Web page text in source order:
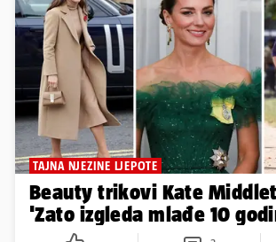
TAJNA NJEZINE LJEPOTE
Beauty trikovi Kate
'Zato izgleda mlađe 10